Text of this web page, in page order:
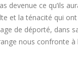
devenue ce qu’ils
et la ténacité qui
de déporté, dans
nous confronte